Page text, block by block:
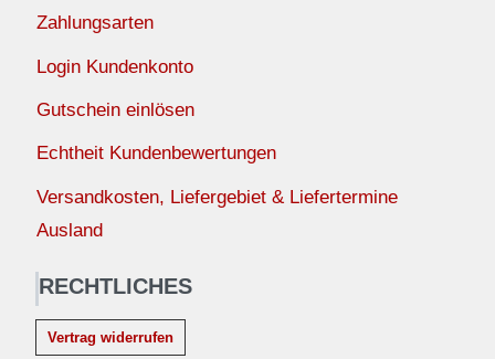
Zahlungsarten
Login Kundenkonto
Gutschein einlösen
Echtheit Kundenbewertungen
Versandkosten, Liefergebiet & Liefertermine
Ausland
RECHTLICHES
Vertrag widerrufen